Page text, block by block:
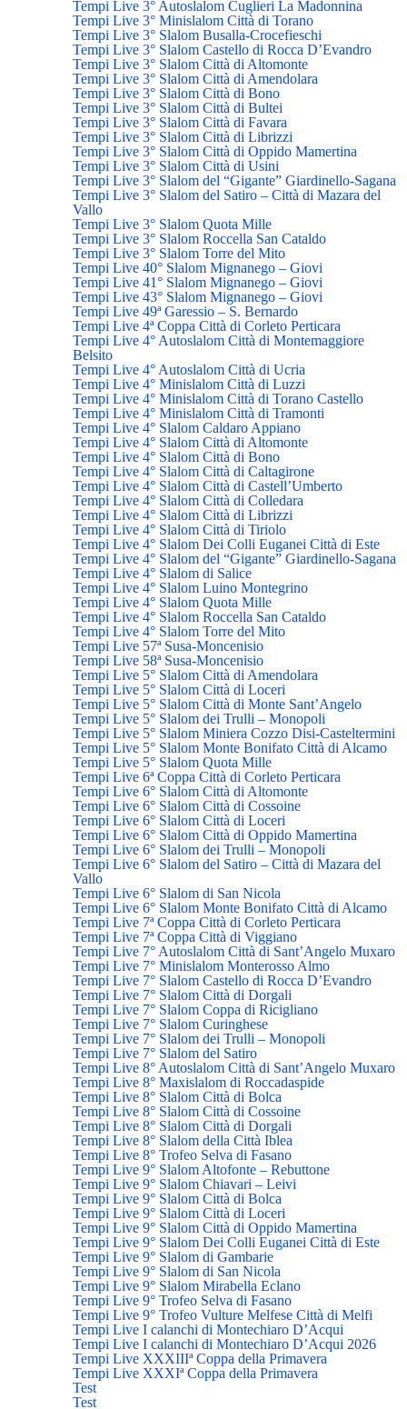
Tempi Live 3° Autoslalom Cuglieri La Madonnina
Tempi Live 3° Minislalom Città di Torano
Tempi Live 3° Slalom Busalla-Crocefieschi
Tempi Live 3° Slalom Castello di Rocca D’Evandro
Tempi Live 3° Slalom Città di Altomonte
Tempi Live 3° Slalom Città di Amendolara
Tempi Live 3° Slalom Città di Bono
Tempi Live 3° Slalom Città di Bultei
Tempi Live 3° Slalom Città di Favara
Tempi Live 3° Slalom Città di Librizzi
Tempi Live 3° Slalom Città di Oppido Mamertina
Tempi Live 3° Slalom Città di Usini
Tempi Live 3° Slalom del “Gigante” Giardinello-Sagana
Tempi Live 3° Slalom del Satiro – Città di Mazara del
Vallo
Tempi Live 3° Slalom Quota Mille
Tempi Live 3° Slalom Roccella San Cataldo
Tempi Live 3° Slalom Torre del Mito
Tempi Live 40° Slalom Mignanego – Giovi
Tempi Live 41° Slalom Mignanego – Giovi
Tempi Live 43° Slalom Mignanego – Giovi
Tempi Live 49ª Garessio – S. Bernardo
Tempi Live 4ª Coppa Città di Corleto Perticara
Tempi Live 4° Autoslalom Città di Montemaggiore
Belsito
Tempi Live 4° Autoslalom Città di Ucria
Tempi Live 4° Minislalom Città di Luzzi
Tempi Live 4° Minislalom Città di Torano Castello
Tempi Live 4° Minislalom Città di Tramonti
Tempi Live 4° Slalom Caldaro Appiano
Tempi Live 4° Slalom Città di Altomonte
Tempi Live 4° Slalom Città di Bono
Tempi Live 4° Slalom Città di Caltagirone
Tempi Live 4° Slalom Città di Castell’Umberto
Tempi Live 4° Slalom Città di Colledara
Tempi Live 4° Slalom Città di Librizzi
Tempi Live 4° Slalom Città di Tiriolo
Tempi Live 4° Slalom Dei Colli Euganei Città di Este
Tempi Live 4° Slalom del “Gigante” Giardinello-Sagana
Tempi Live 4° Slalom di Salice
Tempi Live 4° Slalom Luino Montegrino
Tempi Live 4° Slalom Quota Mille
Tempi Live 4° Slalom Roccella San Cataldo
Tempi Live 4° Slalom Torre del Mito
Tempi Live 57ª Susa-Moncenisio
Tempi Live 58ª Susa-Moncenisio
Tempi Live 5° Slalom Città di Amendolara
Tempi Live 5° Slalom Città di Loceri
Tempi Live 5° Slalom Città di Monte Sant’Angelo
Tempi Live 5° Slalom dei Trulli – Monopoli
Tempi Live 5° Slalom Miniera Cozzo Disi-Casteltermini
Tempi Live 5° Slalom Monte Bonifato Città di Alcamo
Tempi Live 5° Slalom Quota Mille
Tempi Live 6ª Coppa Città di Corleto Perticara
Tempi Live 6° Slalom Città di Altomonte
Tempi Live 6° Slalom Città di Cossoine
Tempi Live 6° Slalom Città di Loceri
Tempi Live 6° Slalom Città di Oppido Mamertina
Tempi Live 6° Slalom dei Trulli – Monopoli
Tempi Live 6° Slalom del Satiro – Città di Mazara del
Vallo
Tempi Live 6° Slalom di San Nicola
Tempi Live 6° Slalom Monte Bonifato Città di Alcamo
Tempi Live 7ª Coppa Città di Corleto Perticara
Tempi Live 7ª Coppa Città di Viggiano
Tempi Live 7° Autoslalom Città di Sant’Angelo Muxaro
Tempi Live 7° Minislalom Monterosso Almo
Tempi Live 7° Slalom Castello di Rocca D’Evandro
Tempi Live 7° Slalom Città di Dorgali
Tempi Live 7° Slalom Coppa di Ricigliano
Tempi Live 7° Slalom Curinghese
Tempi Live 7° Slalom dei Trulli – Monopoli
Tempi Live 7° Slalom del Satiro
Tempi Live 8° Autoslalom Città di Sant’Angelo Muxaro
Tempi Live 8° Maxislalom di Roccadaspide
Tempi Live 8° Slalom Città di Bolca
Tempi Live 8° Slalom Città di Cossoine
Tempi Live 8° Slalom Città di Dorgali
Tempi Live 8° Slalom della Città Iblea
Tempi Live 8° Trofeo Selva di Fasano
Tempi Live 9° Slalom Altofonte – Rebuttone
Tempi Live 9° Slalom Chiavari – Leivi
Tempi Live 9° Slalom Città di Bolca
Tempi Live 9° Slalom Città di Loceri
Tempi Live 9° Slalom Città di Oppido Mamertina
Tempi Live 9° Slalom Dei Colli Euganei Città di Este
Tempi Live 9° Slalom di Gambarie
Tempi Live 9° Slalom di San Nicola
Tempi Live 9° Slalom Mirabella Eclano
Tempi Live 9° Trofeo Selva di Fasano
Tempi Live 9° Trofeo Vulture Melfese Città di Melfi
Tempi Live I calanchi di Montechiaro D’Acqui
Tempi Live I calanchi di Montechiaro D’Acqui 2026
Tempi Live XXXIIIª Coppa della Primavera
Tempi Live XXXIª Coppa della Primavera
Test
Test